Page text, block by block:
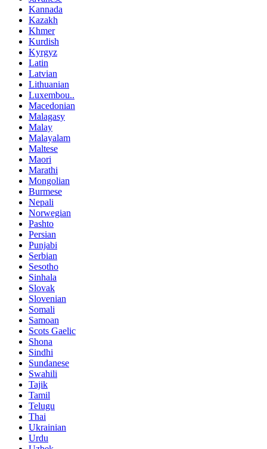
Kannada
Kazakh
Khmer
Kurdish
Kyrgyz
Latin
Latvian
Lithuanian
Luxembou..
Macedonian
Malagasy
Malay
Malayalam
Maltese
Maori
Marathi
Mongolian
Burmese
Nepali
Norwegian
Pashto
Persian
Punjabi
Serbian
Sesotho
Sinhala
Slovak
Slovenian
Somali
Samoan
Scots Gaelic
Shona
Sindhi
Sundanese
Swahili
Tajik
Tamil
Telugu
Thai
Ukrainian
Urdu